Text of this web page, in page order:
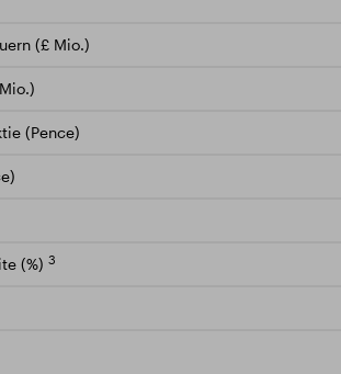
(£ Mio.)
(Pence)
(%) 3